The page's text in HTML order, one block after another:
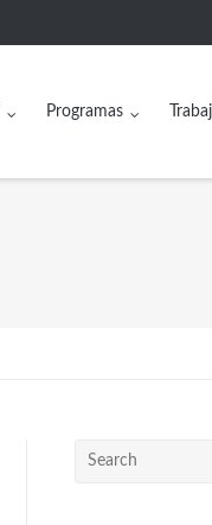
Programas